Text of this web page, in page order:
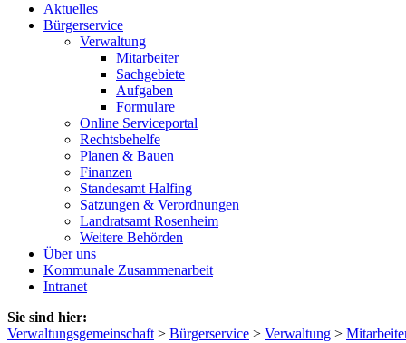
Aktuelles
Bürgerservice
Verwaltung
Mitarbeiter
Sachgebiete
Aufgaben
Formulare
Online Serviceportal
Rechtsbehelfe
Planen & Bauen
Finanzen
Standesamt Halfing
Satzungen & Verordnungen
Landratsamt Rosenheim
Weitere Behörden
Über uns
Kommunale Zusammenarbeit
Intranet
Sie sind hier:
Verwaltungsgemeinschaft > Bürgerservice > Verwaltung >